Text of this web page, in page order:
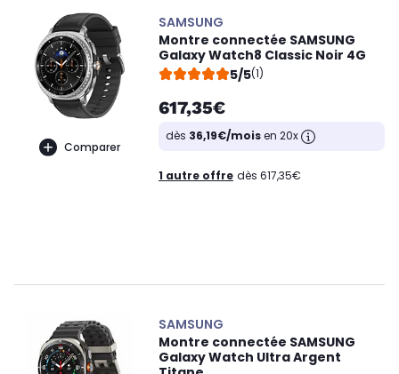
Comparer
SAMSUNG
Montre connectée SAMSUNG
Galaxy Watch8 Classic Noir 4G
5/5(1)
617,35€
dès 36,19€/moisen 20x
1 autre offre dès 617,35€
SAMSUNG
Montre connectée SAMSUNG
Galaxy Watch Ultra Argent